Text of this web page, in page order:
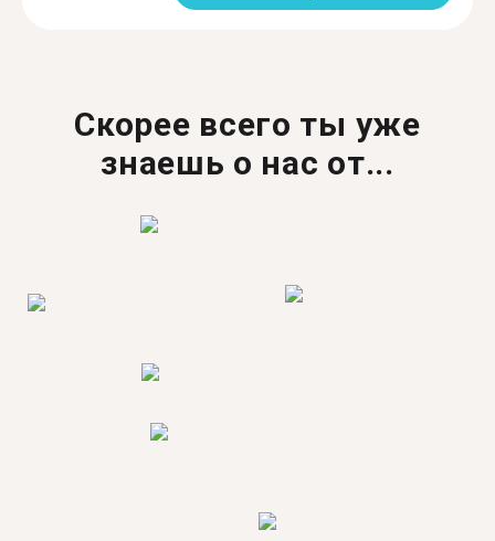
Скорее всего ты уже
знаешь о нас от...